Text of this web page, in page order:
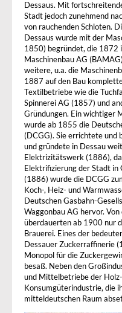
Dessaus. Mit
Stadt jedoch zunehmend
von rauchenden Schloten.
Dessaus wurde mit der
1850) begründet, die 1872
Maschinenbau AG
weitere, u.a. die
1887 auf den Bau
Textilbetriebe wie die
Spinnerei AG (1857) und
Gründungen. Ein wichtiger
wurde ab 1855 die
(DCGG). Sie errichtete und
und gründete in Dessau
Elektrizitätswerk (1886),
Elektrifizierung der Stadt
(1886) wurde die DCGG
Koch-, Heiz- und
Deutschen Gasbahn-
Waggonbau AG hervor.
überdauerten ab 1900 nur
Brauerei. Eines der
Dessauer Zuckerraffinerie
Monopol für die
besaß. Neben den
und Mittelbetriebe der
Konsumgüterindustrie, die
mitteldeutschen Raum